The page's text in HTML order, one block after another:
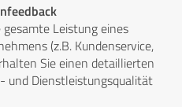
Leistung eines
(z.B. Kundenservice,
Sie einen detaillierten
und Dienstleistungsqualität